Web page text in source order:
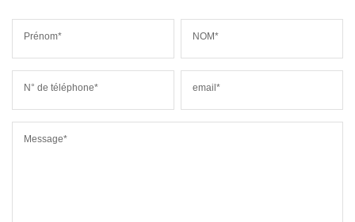
Prénom* NOM*
N° de téléphone* email*
Message*